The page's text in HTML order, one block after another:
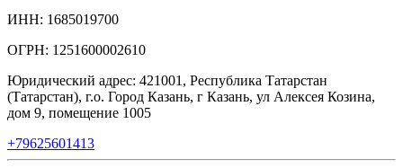
ИНН: 1685019700
ОГРН: 1251600002610
Юридический адрес: 421001, Республика Татарстан
(Татарстан), г.о. Город Казань, г Казань, ул Алексея Козина,
дом 9, помещение 1005
+79625601413